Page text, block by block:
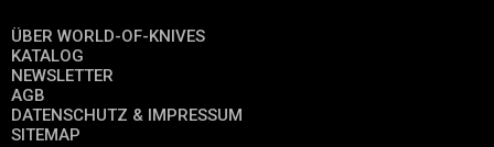
ÜBER WORLD-OF-KNIVES
KATALOG
NEWSLETTER
AGB
DATENSCHUTZ & IMPRESSUM
SITEMAP